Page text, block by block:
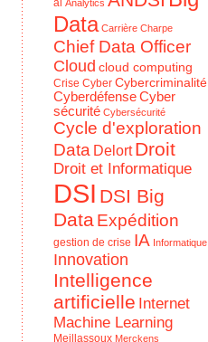
ai Analytics
Data Carrière Charpe
Chief Data Officer
Cloud cloud computing
Crise Cyber Cybercriminalité
CyberdéfenseCyber
sécurité Cybersécurité
Cycle d'exploration
Data Delort Droit
Droit et Informatique
DSI DSI Big
DataExpédition
gestion de crise IA Informatique
Innovation
Intelligence
artificielle Internet
Machine Learning
Meillassoux Merckens